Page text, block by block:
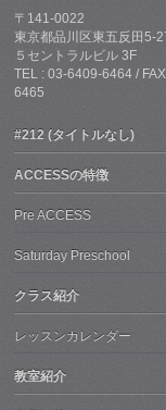
〒141-0022
東京都品川区東五反田5-
５セントラルビル 3F
TEL : 03-6409-6464 /
6465
#212 (タイトルなし)
ACCESSの特徴
Pre ACCESS
Saturday Preschool
クラス紹介
レッスンカレンダー
教室紹介